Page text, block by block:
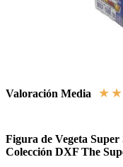
Valoración Media ★ ★
Figura de Vegeta
Colección DXF The